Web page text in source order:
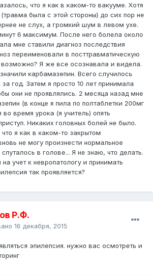
что я как в каком-то вакууме. Хотя
была с этой стороны) до сих пор не
не слух, а громкий шум в левом ухе.
6 максимум. После него болела около
мне ставили диагноз последствия
переименовали в посттравматическую
Я же все осознавала и видела.
карбамазепин. Всего случилось
год. Затем я просто 10 лет принимала
они не проявлялись. 2 месяца назад мне
(в конце я пила по полтаблетки 200мг
во время урока (я учитель) опять
Никаких головных болей не было.
я как в каком-то закрытом
не могу произнести нормальное
в голове... Я не знаю, что делать.
на учет к невропатологу и принимать
так проявляется?
Р.Ф.
16 декабря, 2015
эпилепсия. нужно вас осмотреть и